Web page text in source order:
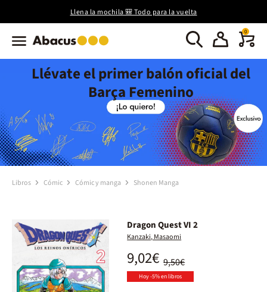
Llena la mochila 🎒 Todo para la vuelta
0
Llévate el primer balón oficial del
Barça Femenino
Libros Cómic Cómic y manga Shonen Manga
Dragon Quest VI 2
Kanzaki, Masaomi
9,50€
9,02€
Hoy -5% en libros